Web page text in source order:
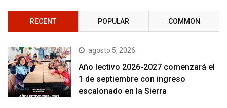
RECENT POPULAR COMMON
agosto 5, 2026
Año lectivo 2026-2027 comenzará el
1 de septiembre con ingreso
escalonado en la Sierra